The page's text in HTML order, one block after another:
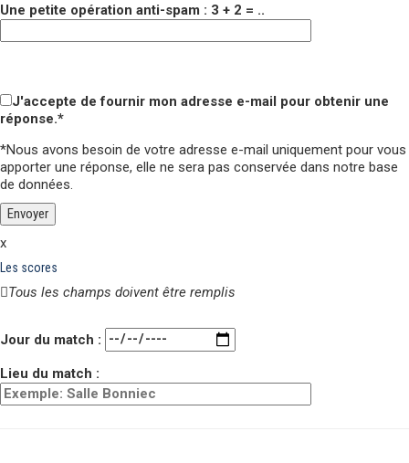
Une petite opération anti-spam : 3 + 2 = ..
J'accepte de fournir mon adresse e-mail pour obtenir une
réponse.*
*Nous avons besoin de votre adresse e-mail uniquement pour vous
apporter une réponse, elle ne sera pas conservée dans notre base
de données.
x
Les scores
Tous les champs doivent être remplis
Jour du match :
Lieu du match :